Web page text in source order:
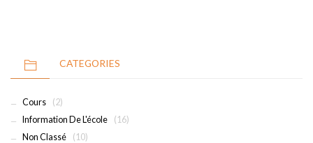
CATEGORIES
Cours
(2)
Information De L'école
(16)
Non Classé
(10)